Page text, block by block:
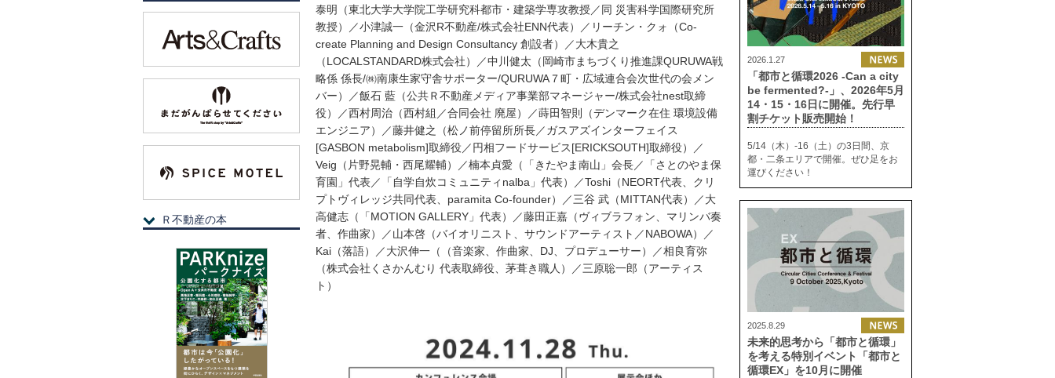
泰明（東北大学大学院工学研究科都市・建築学専攻教授／同 災害科学国際研究所
教授）／小津誠一（金沢R不動産/株式会社ENN代表）／リーチン・クォ（Co-
create Planning and Design Consultancy 創設者）／大木貴之
（LOCALSTANDARD株式会社）／中川健太（岡崎市まちづくり推進課QURUWA戦
略係 係長/㈱南康生家守舎サポーター/QURUWA７町・広域連合会次世代の会メン
バー）／飯石 藍（公共Ｒ不動産メディア事業部マネージャー/株式会社nest取締
役）／西村周治（西村組／合同会社 廃屋）／蒔田智則（デンマーク在住 環境設備
エンジニア）／藤井健之（松ノ前停留所所長／ガスアズインターフェイス
[GASBON metabolism]取締役／円相フードサービス[ERICKSOUTH]取締役）／
Veig（片野晃輔・西尾耀輔）／楠本貞愛（「きたやま南山」会長／「さとのやま保
育園」代表／「自学自炊コミュニティnalba」代表）／Toshi（NEORT代表、クリ
プトヴィレッジ共同代表、paramita Co-founder）／三谷 武（MITTAN代表）／大
高健志（「MOTION GALLERY」代表）／藤田正嘉（ヴィブラフォン、マリンバ奏
者、作曲家）／山本啓（バイオリニスト、サウンドアーティスト／NABOWA）／
Kai（落語）／大沢伸一（（音楽家、作曲家、DJ、プロデューサー）／相良育弥
（株式会社くさかんむり 代表取締役、茅葺き職人）／三原聡一郎（アーティス
ト）
2026.1.27
「都市と循環2026 -Can a city
be fermented?-」、2026年5月
14・15・16日に開催。先行早
割チケット販売開始！
5/14（木）-16（土）の3日間、京
都・二条エリアで開催。ぜひ足をお
運びください！
2025.8.29
未来的思考から「都市と循環」
を考える特別イベント「都市と
循環EX」を10月に開催
Ｒ不動産の本